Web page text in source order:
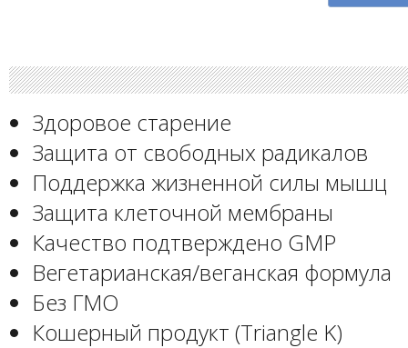
Здоровое старение
Защита от свободных радикалов
Поддержка жизненной силы мышц
Защита клеточной мембраны
Качество подтверждено GMP
Вегетарианская/веганская формула
Без ГМО
Кошерный продукт (Triangle K)